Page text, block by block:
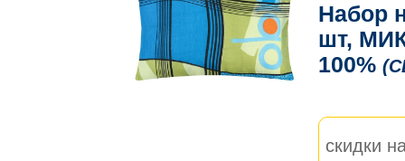
Набор
шт,
100%
скидки